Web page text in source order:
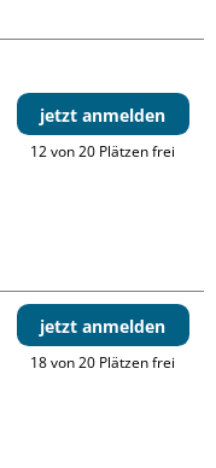
jetzt anmelden
12 von 20 Plätzen frei
jetzt anmelden
18 von 20 Plätzen frei